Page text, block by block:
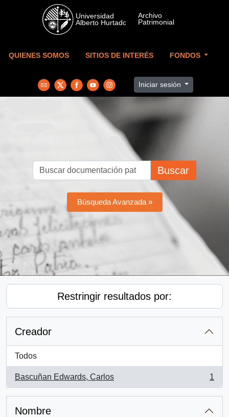
Skip to main content
QUIENES SOMOS SITIOS DE INTERÉS FONDOS
Iniciar sesión
Buscar
Búsqueda Avanzada »
Restringir resultados por:
Creador
Todos
Bascuñan Edwards, Carlos
, 1 resultados
1
Nombre